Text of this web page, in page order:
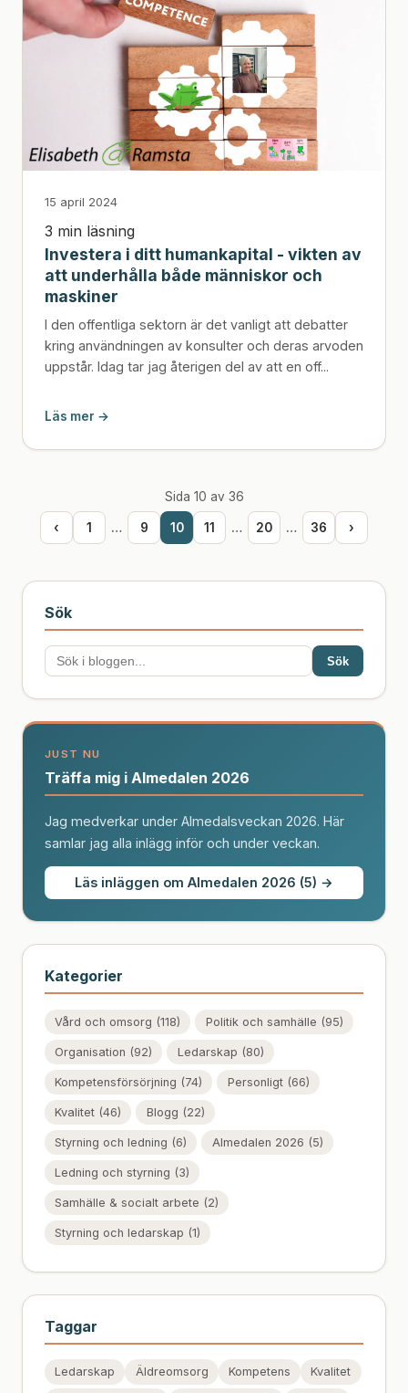
15 april 2024
3 min läsning
Investera i ditt humankapital - vikten av
att underhålla både människor och
maskiner
I den offentliga sektorn är det vanligt att debatter
kring användningen av konsulter och deras arvoden
uppstår. Idag tar jag återigen del av att en off...
Läs mer →
Sida 10 av 36
‹ 1 … 9 10 11 … 20 … 36 ›
Sök
Sök
JUST NU
Träffa mig i Almedalen 2026
Jag medverkar under Almedalsveckan 2026. Här
samlar jag alla inlägg inför och under veckan.
Läs inläggen om Almedalen 2026 (5) →
Kategorier
Vård och omsorg (118) Politik och samhälle (95)
Organisation (92) Ledarskap (80)
Kompetensförsörjning (74) Personligt (66)
Kvalitet (46) Blogg (22)
Styrning och ledning (6) Almedalen 2026 (5)
Ledning och styrning (3)
Samhälle & socialt arbete (2)
Styrning och ledarskap (1)
Taggar
Ledarskap Äldreomsorg Kompetens Kvalitet